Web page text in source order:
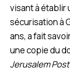
visant à établir
sécurisation à
ans, a fait
une copie du
Jerusalem Post